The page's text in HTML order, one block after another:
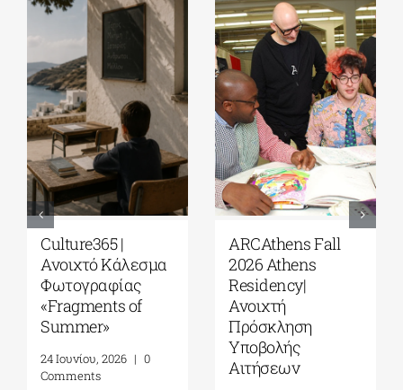
Culture365 |
Ανοιχτό Κάλεσμα
Φωτογραφίας
«Fragments of
Summer»
24 Ιουνίου, 2026 | 0
Comments
ARCAthens Fall
2026 Athens
Residency|
Ανοιχτή
Πρόσκληση
Υποβολής
Αιτήσεων